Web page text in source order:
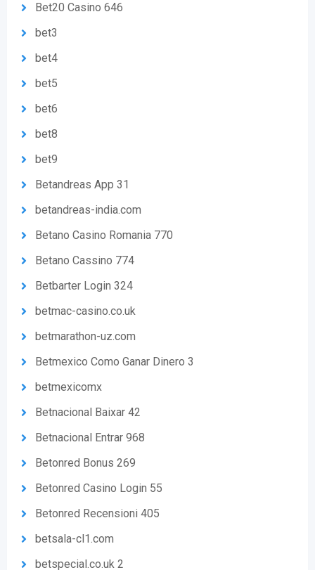
Bet20 Casino 646
bet3
bet4
bet5
bet6
bet8
bet9
Betandreas App 31
betandreas-india.com
Betano Casino Romania 770
Betano Cassino 774
Betbarter Login 324
betmac-casino.co.uk
betmarathon-uz.com
Betmexico Como Ganar Dinero 3
betmexicomx
Betnacional Baixar 42
Betnacional Entrar 968
Betonred Bonus 269
Betonred Casino Login 55
Betonred Recensioni 405
betsala-cl1.com
betspecial.co.uk 2